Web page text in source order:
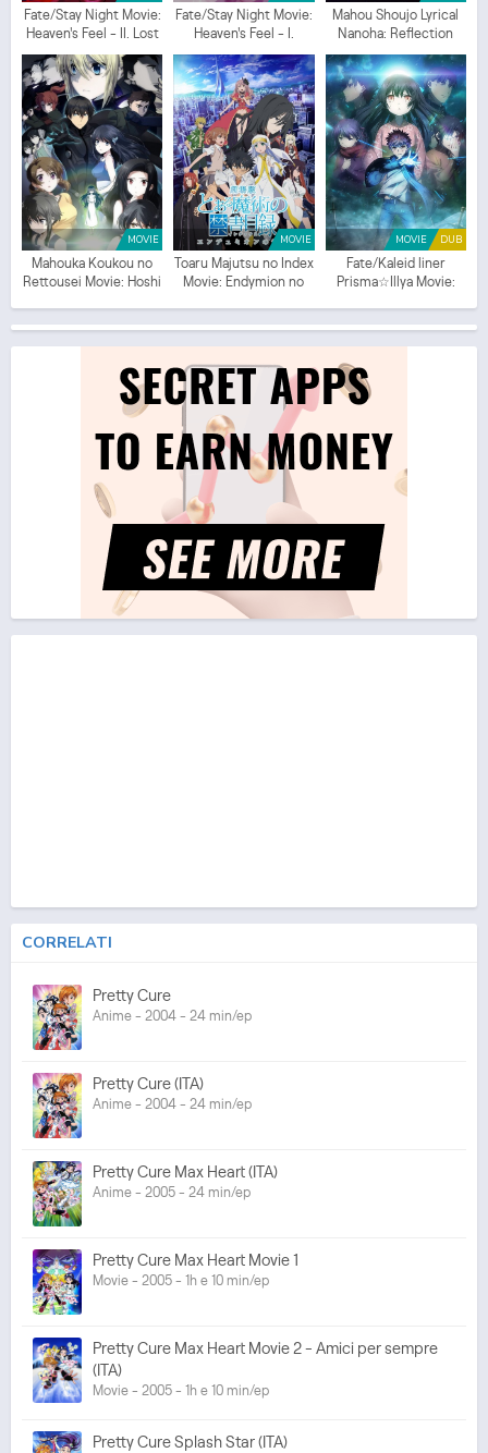
Fate/Stay Night Movie:
Heaven's Feel - II. Lost
Butterfly
Fate/Stay Night Movie:
Heaven's Feel - I.
Presage Flower
Mahou Shoujo Lyrical
Nanoha: Reflection
MOVIE
Mahouka Koukou no
Rettousei Movie: Hoshi
MOVIE
Toaru Majutsu no Index
Movie: Endymion no
DUB
MOVIE
Fate/Kaleid liner
Prisma☆Illya Movie:
CORRELATI
Pretty Cure
Anime - 2004 - 24 min/ep
Pretty Cure (ITA)
Anime - 2004 - 24 min/ep
Pretty Cure Max Heart (ITA)
Anime - 2005 - 24 min/ep
Pretty Cure Max Heart Movie 1
Movie - 2005 - 1h e 10 min/ep
Pretty Cure Max Heart Movie 2 - Amici per sempre
(ITA)
Movie - 2005 - 1h e 10 min/ep
Pretty Cure Splash Star (ITA)